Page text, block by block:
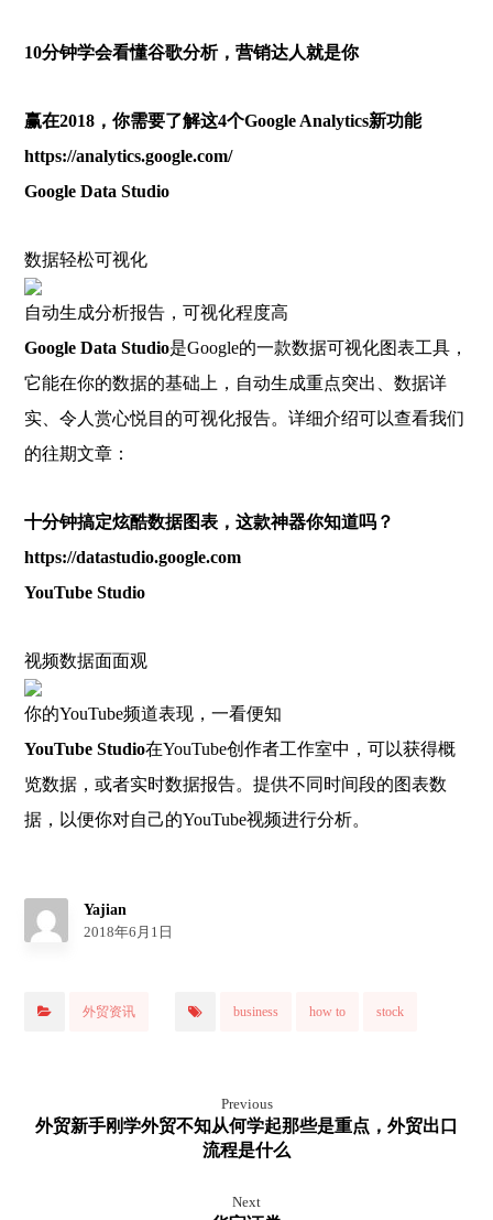
10分钟学会看懂谷歌分析，营销达人就是你
赢在2018，你需要了解这4个Google Analytics新功能
https://analytics.google.com/
Google Data Studio
数据轻松可视化
自动生成分析报告，可视化程度高
Google Data Studio是Google的一款数据可视化图表工具，
它能在你的数据的基础上，自动生成重点突出、数据详
实、令人赏心悦目的可视化报告。详细介绍可以查看我们
的往期文章：
十分钟搞定炫酷数据图表，这款神器你知道吗？
https://datastudio.google.com
YouTube Studio
视频数据面面观
你的YouTube频道表现，一看便知
YouTube Studio在YouTube创作者工作室中，可以获得概
览数据，或者实时数据报告。提供不同时间段的图表数
据，以便你对自己的YouTube视频进行分析。
Yajian
2018年6月1日
外贸资讯 business how to stock
Previous
外贸新手刚学外贸不知从何学起那些是重点，外贸出口
流程是什么
Next